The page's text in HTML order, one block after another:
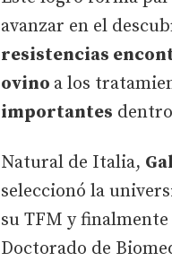
avanzar en el
resistencias
ovino a los
importantes
Natural de Italia,
seleccionó la
su TFM y
Doctorado de